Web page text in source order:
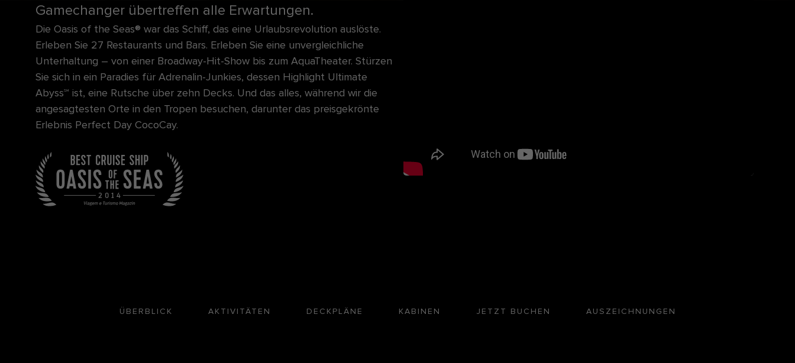
Gamechanger übertreffen alle Erwartungen.
Die Oasis of the Seas® war das Schiff, das eine Urlaubsrevolution auslöste.
Erleben Sie 27 Restaurants und Bars. Erleben Sie eine unvergleichliche
Unterhaltung – von einer Broadway-Hit-Show bis zum AquaTheater. Stürzen
Sie sich in ein Paradies für Adrenalin-Junkies, dessen Highlight Ultimate
Abyss℠ ist, eine Rutsche über zehn Decks. Und das alles, während wir die
angesagtesten Orte in den Tropen besuchen, darunter das preisgekrönte
Erlebnis Perfect Day CocoCay.
ÜBERBLICK AKTIVITÄTEN DECKPLÄNE KABINEN JETZT BUCHEN AUSZEICHNUNGEN